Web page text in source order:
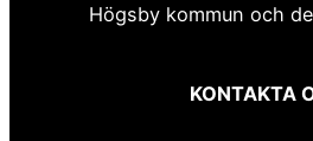
Högsby kommun och
KONTAKTA